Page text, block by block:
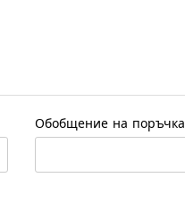
Обобщение на поръчка